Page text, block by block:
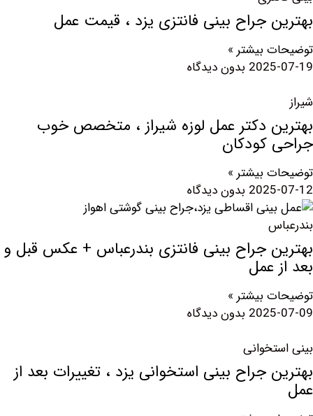
جراح بینی فانتزی یزد ، قیمت عمل
بیشتر »
بدون دیدگاه
دکتر عمل لوزه شیراز ، متخصص خوب
کودکان
بیشتر »
بدون دیدگاه
جراح بینی فانتزی بندرعباس + عکس قبل و
عمل
بیشتر »
بدون دیدگاه
جراح بینی استخوانی یزد ، تغییرات بعد از